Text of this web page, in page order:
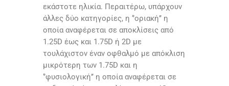
εκάστοτε ηλικία. Περαιτέρω, υπάρχουν
άλλες δύο κατηγορίες, η ‘’οριακή’’ η
οποία αναφέρεται σε αποκλίσεις από
1.25D έως και 1.75D ή 2D με
τουλάχιστον έναν οφθαλμό με απόκλιση
μικρότερη των 1.75D και η
‘’φυσιολογική’’ η οποία αναφέρεται σε